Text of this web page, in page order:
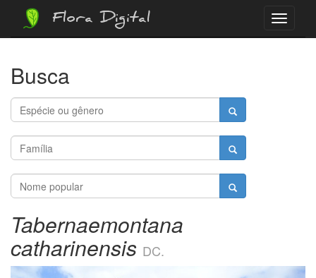
Menu
Flora Digital
Busca
Tabernaemontana
catharinensis DC.